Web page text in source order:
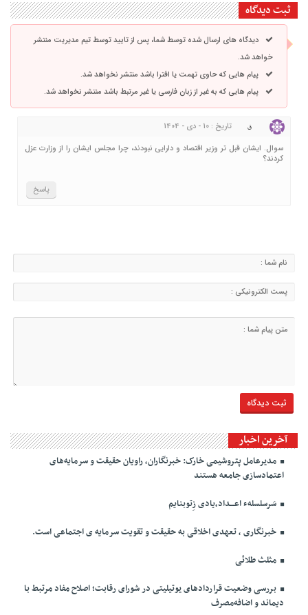
ثبت دیدگاه
دیدگاه های ارسال شده توسط شما، پس از تایید توسط تیم مدیریت منتشر
خواهد شد.
پیام هایی که حاوی تهمت یا افترا باشد منتشر نخواهد شد.
پیام هایی که به غیر از زبان فارسی یا غیر مرتبط باشد منتشر نخواهد شد.
ق
تاریخ : 10 - دی - 1404
سوال. ایشان قبل تر وزیر اقتصاد و دارایی نبودند، چرا مجلس ایشان را از وزارت عزل
کردند؟
پاسخ
آخرین اخبار
مدیرعامل پتروشیمی خارک: خبرنگاران، راویان حقیقت و سرمایه‌های
اعتمادسازی جامعه هستند
سَرسلسلهء اعـــداد،یادی زِتوبنایم
خبرنگاری ، تعهدی اخلاقی به حقیقت و تقویت سرمایه ی اجتماعی است.
مثلث طلائی
بررسی وضعیت قراردادهای یوتیلیتی در شورای رقابت؛ اصلاح مفاد مرتبط با
دیماند و اضافه‌مصرف